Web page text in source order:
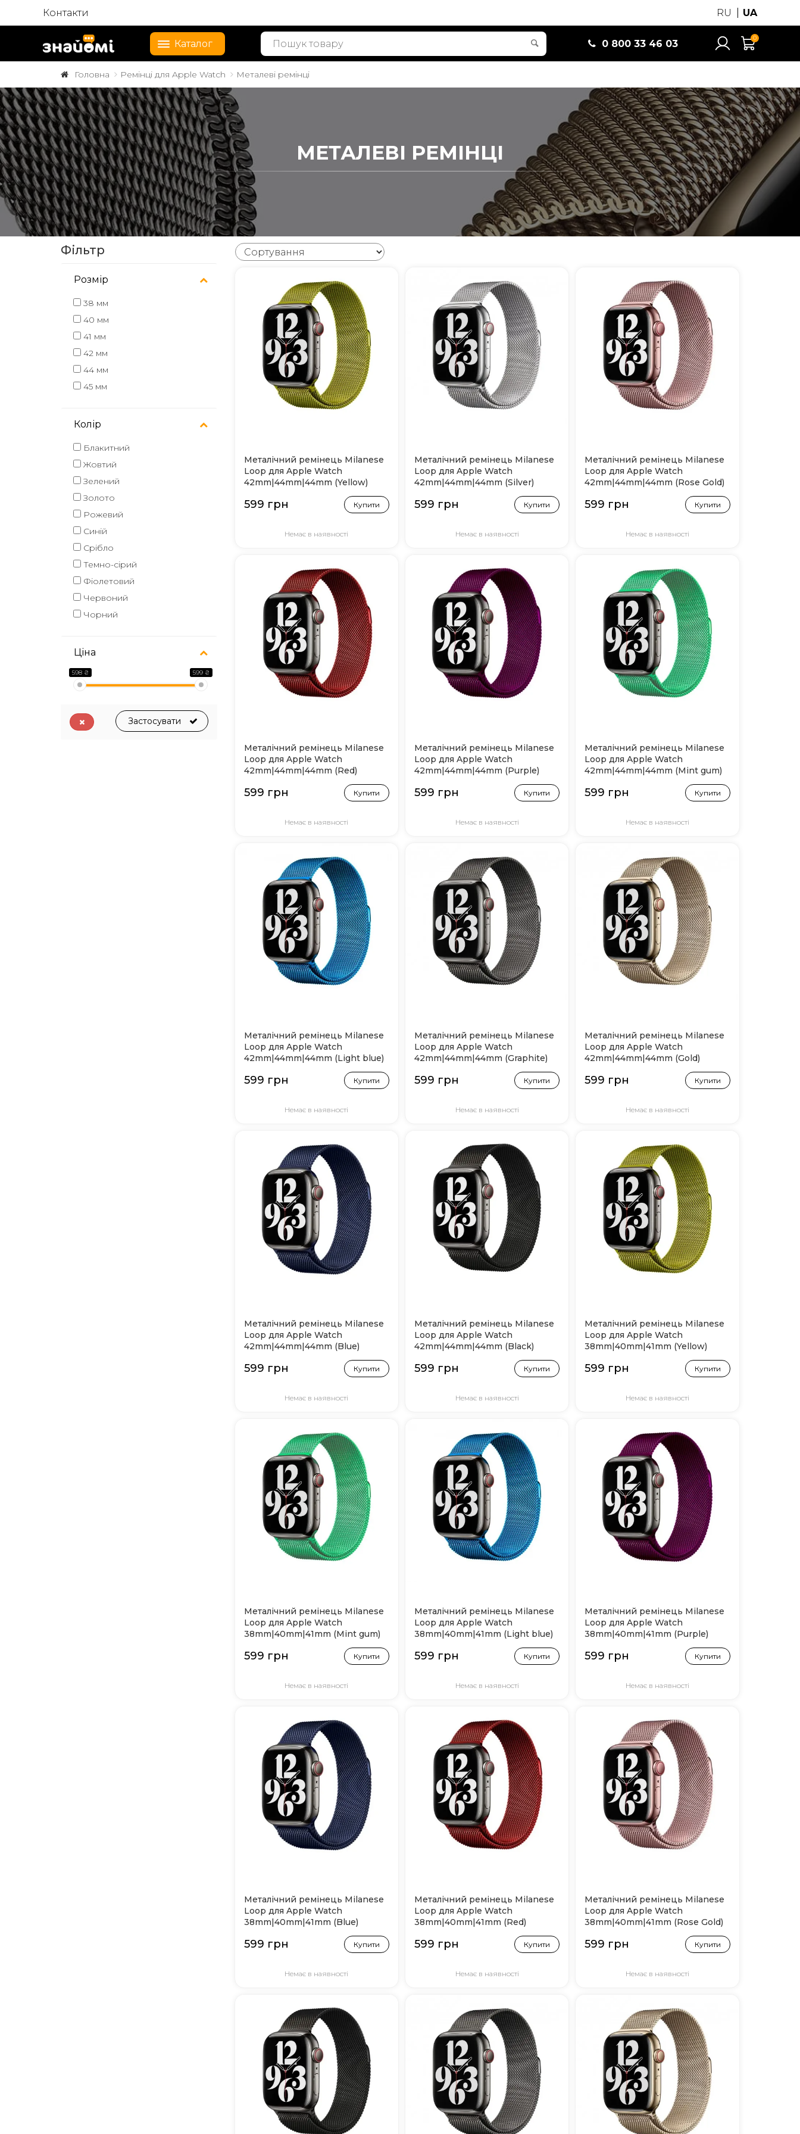
Контакти RU UA
Каталог 0 800 33 46 03
0
Головна Ремінці для Apple Watch Металеві ремінці
МЕТАЛЕВІ РЕМІНЦІ
Фільтр
Розмір
38 мм
40 мм
41 мм
42 мм
44 мм
45 мм
Колір
Блакитний
Жовтий
Зелений
Золото
Рожевий
Синій
Срібло
Темно-сірий
Фіолетовий
Червоний
Чорний
Ціна
598 ₴ 599 ₴
Застосувати
Металічний ремінець Milanese
Loop для Apple Watch
42mm|44mm|44mm (Yellow)
599 грн Купити
Немає в наявності
Металічний ремінець Milanese
Loop для Apple Watch
42mm|44mm|44mm (Silver)
599 грн Купити
Немає в наявності
Металічний ремінець Milanese
Loop для Apple Watch
42mm|44mm|44mm (Rose Gold)
599 грн Купити
Немає в наявності
Металічний ремінець Milanese
Loop для Apple Watch
42mm|44mm|44mm (Red)
599 грн Купити
Немає в наявності
Металічний ремінець Milanese
Loop для Apple Watch
42mm|44mm|44mm (Purple)
599 грн Купити
Немає в наявності
Металічний ремінець Milanese
Loop для Apple Watch
42mm|44mm|44mm (Mint gum)
599 грн Купити
Немає в наявності
Металічний ремінець Milanese
Loop для Apple Watch
42mm|44mm|44mm (Light blue)
599 грн Купити
Немає в наявності
Металічний ремінець Milanese
Loop для Apple Watch
42mm|44mm|44mm (Graphite)
599 грн Купити
Немає в наявності
Металічний ремінець Milanese
Loop для Apple Watch
42mm|44mm|44mm (Gold)
599 грн Купити
Немає в наявності
Металічний ремінець Milanese
Loop для Apple Watch
42mm|44mm|44mm (Blue)
599 грн Купити
Немає в наявності
Металічний ремінець Milanese
Loop для Apple Watch
42mm|44mm|44mm (Black)
599 грн Купити
Немає в наявності
Металічний ремінець Milanese
Loop для Apple Watch
38mm|40mm|41mm (Yellow)
599 грн Купити
Немає в наявності
Металічний ремінець Milanese
Loop для Apple Watch
38mm|40mm|41mm (Mint gum)
599 грн Купити
Немає в наявності
Металічний ремінець Milanese
Loop для Apple Watch
38mm|40mm|41mm (Light blue)
599 грн Купити
Немає в наявності
Металічний ремінець Milanese
Loop для Apple Watch
38mm|40mm|41mm (Purple)
599 грн Купити
Немає в наявності
Металічний ремінець Milanese
Loop для Apple Watch
38mm|40mm|41mm (Blue)
599 грн Купити
Немає в наявності
Металічний ремінець Milanese
Loop для Apple Watch
38mm|40mm|41mm (Red)
599 грн Купити
Немає в наявності
Металічний ремінець Milanese
Loop для Apple Watch
38mm|40mm|41mm (Rose Gold)
599 грн Купити
Немає в наявності